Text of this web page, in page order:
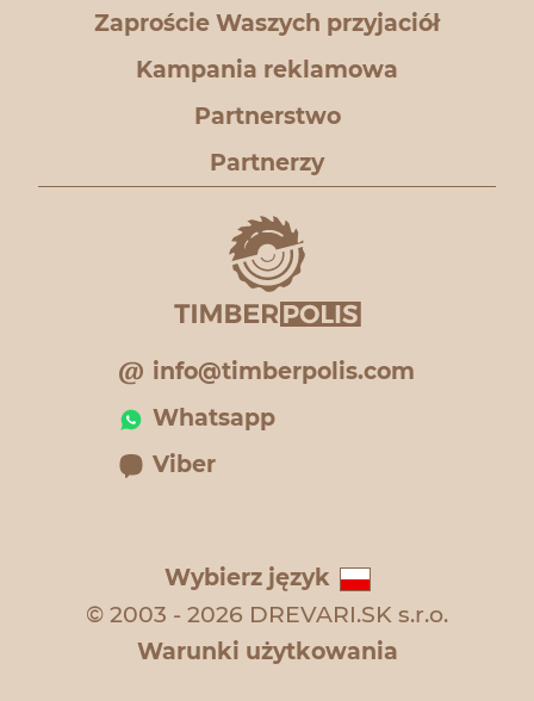
Zaproście Waszych przyjaciół
Kampania reklamowa
Partnerstwo
Partnerzy
info@timberpolis.com
Whatsapp
Viber
Wybierz język
© 2003 - 2026 DREVARI.SK s.r.o.
Warunki użytkowania